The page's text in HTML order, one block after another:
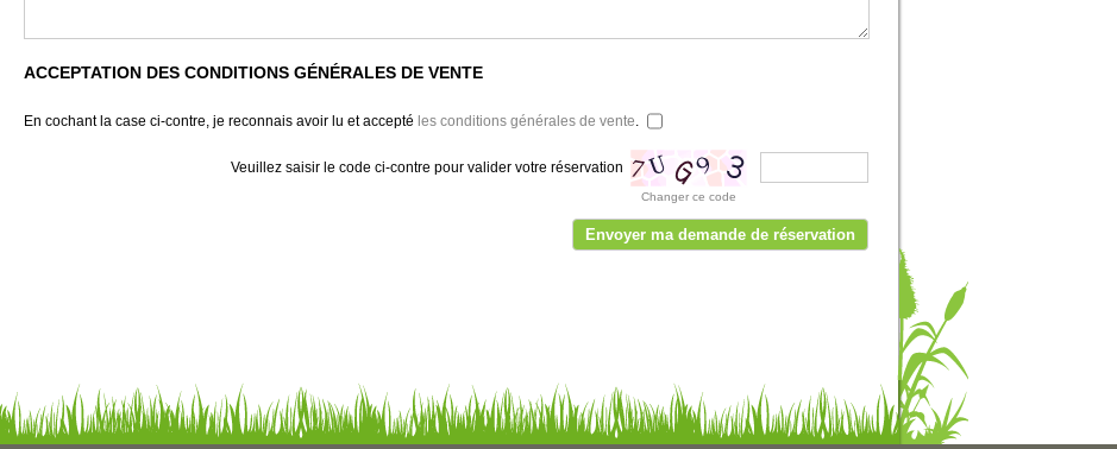
ACCEPTATION DES CONDITIONS GÉNÉRALES DE VENTE
En cochant la case ci-contre, je reconnais avoir lu et accepté les conditions générales de vente
Veuillez saisir le code ci-contre pour valider votre réservation
Changer ce code
Envoyer ma demande de réservation